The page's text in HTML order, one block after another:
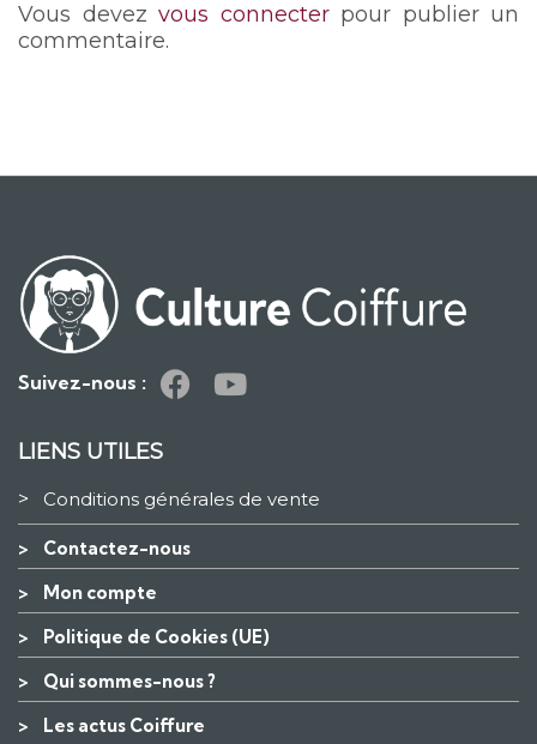
Vous devez vous connecterpour publier un
commentaire.
Suivez-nous :
LIENS UTILES
> Conditions générales de vente
> Contactez-nous
> Mon compte
> Politique de Cookies (UE)
> Qui sommes-nous ?
> Les actus Coiffure